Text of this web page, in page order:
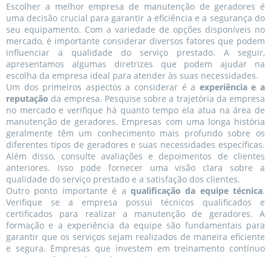
Escolher a melhor empresa de manutenção de geradores é
uma decisão crucial para garantir a eficiência e a segurança do
seu equipamento. Com a variedade de opções disponíveis no
mercado, é importante considerar diversos fatores que podem
influenciar a qualidade do serviço prestado. A seguir,
apresentamos algumas diretrizes que podem ajudar na
escolha da empresa ideal para atender às suas necessidades.
Um dos primeiros aspectos a considerar é a experiência e a
reputação da empresa. Pesquise sobre a trajetória da empresa
no mercado e verifique há quanto tempo ela atua na área de
manutenção de geradores. Empresas com uma longa história
geralmente têm um conhecimento mais profundo sobre os
diferentes tipos de geradores e suas necessidades específicas.
Além disso, consulte avaliações e depoimentos de clientes
anteriores. Isso pode fornecer uma visão clara sobre a
qualidade do serviço prestado e a satisfação dos clientes.
Outro ponto importante é a qualificação da equipe técnica.
Verifique se a empresa possui técnicos qualificados e
certificados para realizar a manutenção de geradores. A
formação e a experiência da equipe são fundamentais para
garantir que os serviços sejam realizados de maneira eficiente
e segura. Empresas que investem em treinamento contínuo